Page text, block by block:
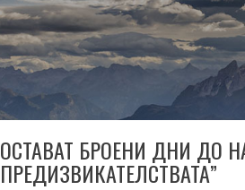
ОСТАВАТ БРОЕНИ ДНИ ДО
ПРЕДИЗВИКАТЕЛСТВАТА”